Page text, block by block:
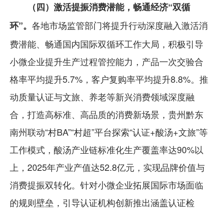
（四）激活提振消费潜能，畅通经济“双循
环”。 各地市场监管部门将提升行动深度融入激活消
费潜能、畅通国内国际双循环工作大局，积极引导
小微企业提升生产过程管控能力，产品一次交验合
格率平均提升5.7%，客户复购率平均提升8.8%。推
动质量认证与文旅、养老等新兴消费领域深度融
合，打造高标准、高品质的消费新场景，贵州黔东
南州联动“村BA”“村超”平台探索“认证+酸汤+文旅”等
工作模式，酸汤产业链标准化生产覆盖率达90%以
上，2025年产业产值达52.8亿元，实现品牌价值与
消费提振双转化。针对小微企业拓展国际市场面临
的规则壁垒，引导认证机构创新推出涵盖认证检